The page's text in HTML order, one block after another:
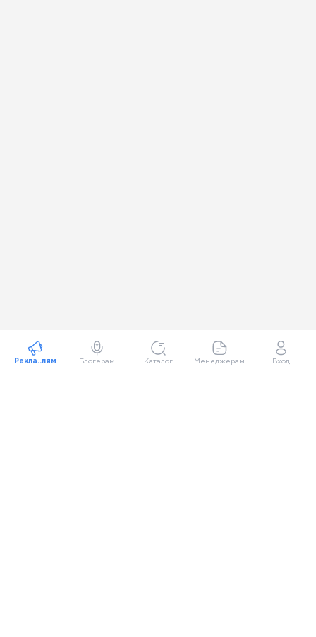
Рекла..лям Блогерам Каталог Менеджерам Вход